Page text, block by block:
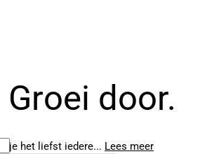
Groei door.
je het liefst iedere... Lees meer